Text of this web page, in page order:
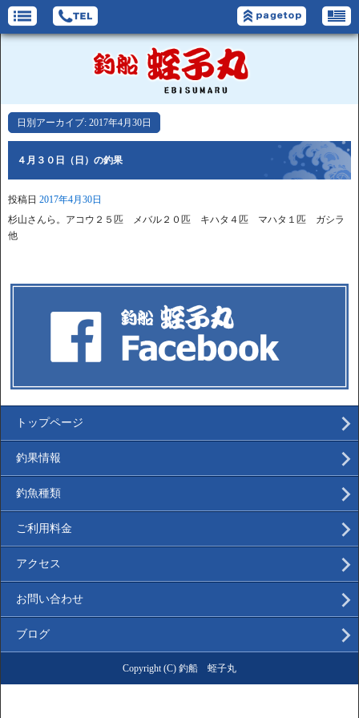
日別アーカイブ: 2017年4月30日
４月３０日（日）の釣果
投稿日 2017年4月30日
杉山さんら。アコウ２５匹 メバル２０匹 キハタ４匹 マハタ１匹 ガシラ
他
トップページ
釣果情報
釣魚種類
ご利用料金
アクセス
お問い合わせ
ブログ
Copyright (C) 釣船 蛭子丸